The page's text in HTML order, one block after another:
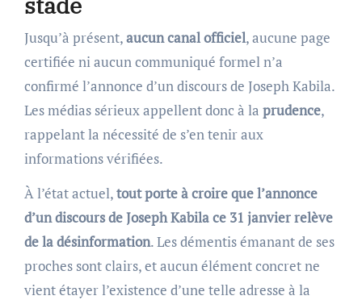
Jusqu’à présent,aucun canal officiel, aucune page
certifiée ni aucun communiqué formel n’a
confirmé l’annonce d’un discours de Joseph Kabila.
Les médias sérieux appellent donc à la prudence,
rappelant la nécessité de s’en tenir aux
informations vérifiées.
À l’état actuel,tout porte à croire que l’annonce
d’un discours de Joseph Kabila ce 31 janvier relève
de la désinformation. Les démentis émanant de ses
proches sont clairs, et aucun élément concret ne
vient étayer l’existence d’une telle adresse à la